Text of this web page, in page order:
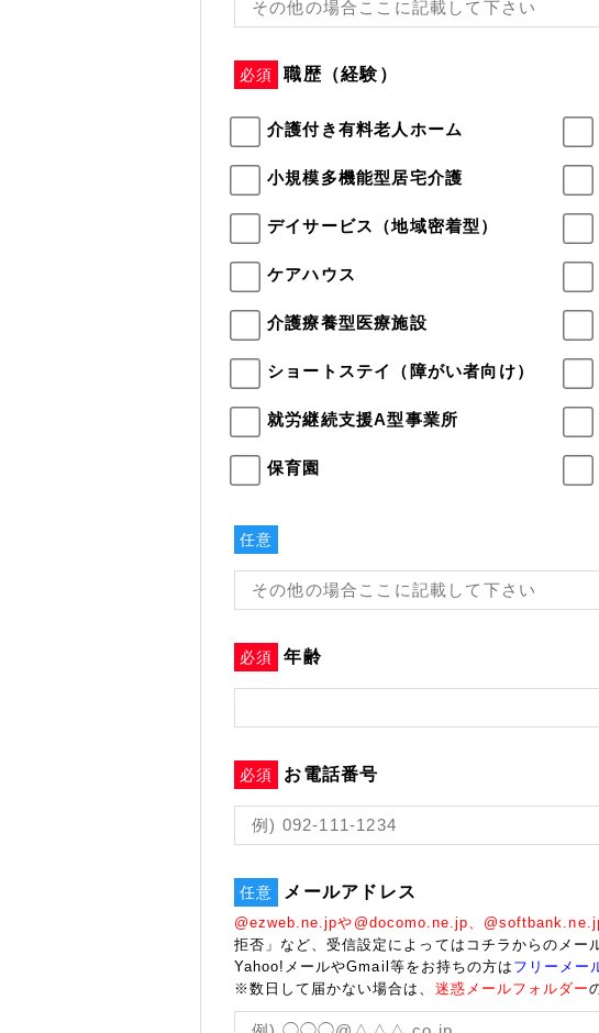
必須 職歴（経験）
介護付き有料老人ホーム
小規模多機能型居宅介護
デイサービス（地域密着型）
ケアハウス
介護療養型医療施設
ショートステイ（障がい者向け）
就労継続支援A型事業所
保育園
任意
必須 年齢
必須 お電話番号
任意 メールアドレス
@ezweb.ne.jpや@docomo.ne.jp、
拒否」など、受信設定によってはコチラからのメー
Yahoo!メールやGmail等をお持ちの方は フリーメー
※数日して届かない場合は、 迷惑メールフォルダー